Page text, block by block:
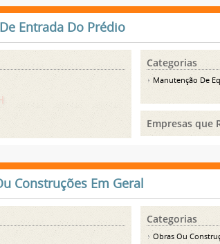
Entrada Do Prédio
Categorias
Manutenção De
Empresas que
Construções Em Geral
Categorias
Obras Ou